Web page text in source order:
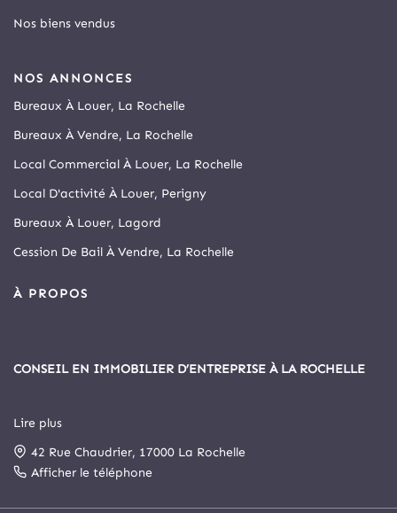
Nos biens vendus
NOS ANNONCES
Bureaux À Louer, La Rochelle
Bureaux À Vendre, La Rochelle
Local Commercial À Louer, La Rochelle
Local D'activité À Louer, Perigny
Bureaux À Louer, Lagord
Cession De Bail À Vendre, La Rochelle
À PROPOS
CONSEIL EN IMMOBILIER D’ENTREPRISE À LA ROCHELLE
Depuis 1999, Arthur Loyd La Rochelle est le principal cabinet
spécialisé en immobilier d’entreprise et commerce de la cité
rochelaise.
Lire plus
42 Rue Chaudrier, 17000 La Rochelle
Afficher le téléphone